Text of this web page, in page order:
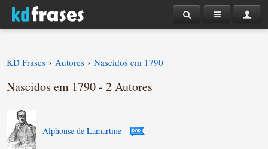
KD Frases › Autores › Nascidos em 1790
Nascidos em 1790 - 2 Autores
Alphonse de Lamartine